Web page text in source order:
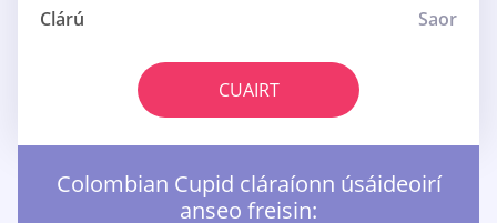
Clárú
Saor
CUAIRT
Colombian Cupid cláraíonn úsáideoirí
anseo freisin: